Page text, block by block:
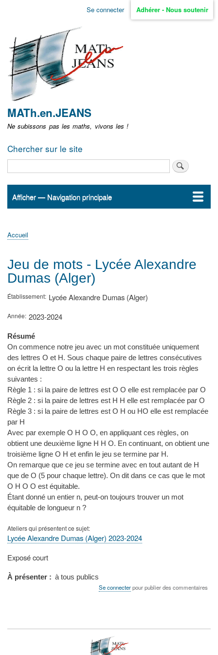
Aller
non
identifié
Se connecter Adhérer - Nous soutenir
MATh.en.JEANS
Ne subissons pas les maths, vivons les !
Chercher sur le site
Navigation
Afficher — Navigation principale
Accueil
ActualitésMATh.en.JEANS ?
Régions et Ateliers
Créer, gérer un atelier
Sujets/Publications
Congrès
d'Ariane
Accueil
Jeu de mots - Lycée Alexandre
Dumas (Alger)
Établissement Lycée Alexandre Dumas (Alger)
Année 2023-2024
Résumé
On commence notre jeu avec un mot constituée uniquement
des lettres O et H. Sous chaque paire de lettres consécutives
on écrit la lettre O ou la lettre H en respectant les trois règles
suivantes :
Règle 1 : si la paire de lettres est O O elle est remplacée par O
Règle 2 : si la paire de lettres est H H elle est remplacée par O
Règle 3 : si la paire de lettres est O H ou HO elle est remplacée
par H
Avec par exemple O H O O, en appliquant ces règles, on
obtient une deuxième ligne H H O. En continuant, on obtient une
troisième ligne O H et enfin le jeu se termine par H.
On remarque que ce jeu se termine avec en tout autant de H
que de O (5 pour chaque lettre). On dit dans ce cas que le mot
O H O O est équitable.
Étant donné un entier n, peut-on toujours trouver un mot
équitable de longueur n ?
Ateliers qui présentent ce sujet
Lycée Alexandre Dumas (Alger) 2023-2024
Type
présentation
Exposé court
À présenter à tous publics
Se connecterpour publier des commentaires